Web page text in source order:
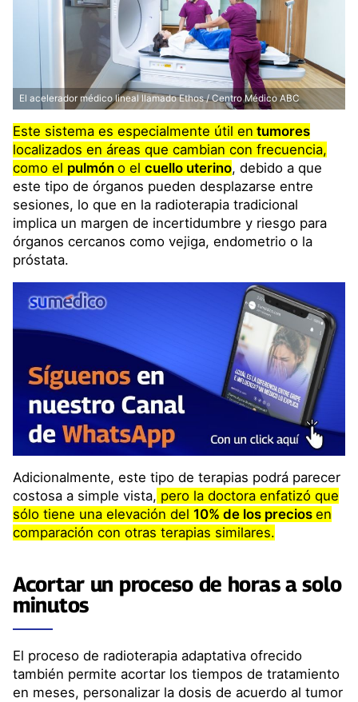
El acelerador médico lineal llamado Ethos / Centro Médico ABC
Este sistema es especialmente útil en tumores
localizados en áreas que cambian con frecuencia,
como el pulmón o el cuello uterino, debido a que
este tipo de órganos pueden desplazarse entre
sesiones, lo que en la radioterapia tradicional
implica un margen de incertidumbre y riesgo para
órganos cercanos como vejiga, endometrio o la
próstata.
Adicionalmente, este tipo de terapias podrá parecer
costosa a simple vista, pero la doctora enfatizó que
sólo tiene una elevación del 10% de los precios en
comparación con otras terapias similares.
Acortar un proceso de horas a solo
minutos
El proceso de radioterapia adaptativa ofrecido
también permite acortar los tiempos de tratamiento
en meses, personalizar la dosis de acuerdo al tumor